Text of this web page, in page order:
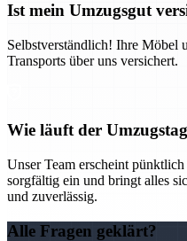
Ist mein Umzugsgut
Selbstverständlich! Ihre Möbel
Transports über uns versichert.
Wie läuft der
Unser Team erscheint
sorgfältig ein und bringt alles
und zuverlässig.
Alle Fragen geklärt?